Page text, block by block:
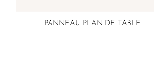
PANNEAU PLAN DE TABLE